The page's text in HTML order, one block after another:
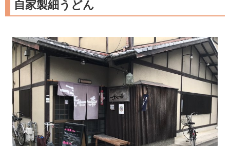
自家製細うどん